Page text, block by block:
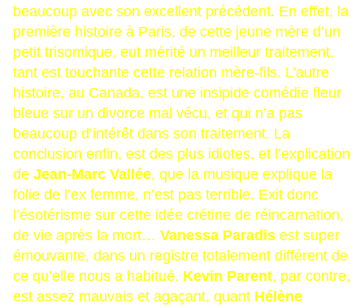
beaucoup avec son excellent précédent. En effet, la
première histoire à Paris, de cette jeune mère d’un
petit trisomique, eut mérité un meilleur traitement,
tant est touchante cette relation mère-fils. L’autre
histoire, au Canada, est une insipide comédie fleur
bleue sur un divorce mal vécu, et qui n’a pas
beaucoup d’intérêt dans son traitement. La
conclusion enfin, est des plus idiotes, et l’explication
de Jean-Marc Vallée, que la musique explique la
folie de l’ex femme, n’est pas terrible. Exit donc
l’ésotérisme sur cette idée crétine de réincarnation,
de vie après la mort… Vanessa Paradis est super
émouvante, dans un registre totalement différent de
ce qu’elle nous a habitué. Kevin Parent, par contre,
est assez mauvais et agaçant, quant Hélène